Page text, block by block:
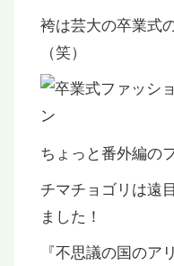
袴は芸大の卒業式
（笑）
ちょっと番外編の
チマチョゴリは遠
ました！
『不思議の国の